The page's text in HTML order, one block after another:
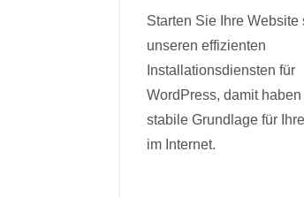
Starten Sie Ihre Website
unseren effizienten
Installationsdiensten für
WordPress, damit
stabile Grundlage für
im Internet.